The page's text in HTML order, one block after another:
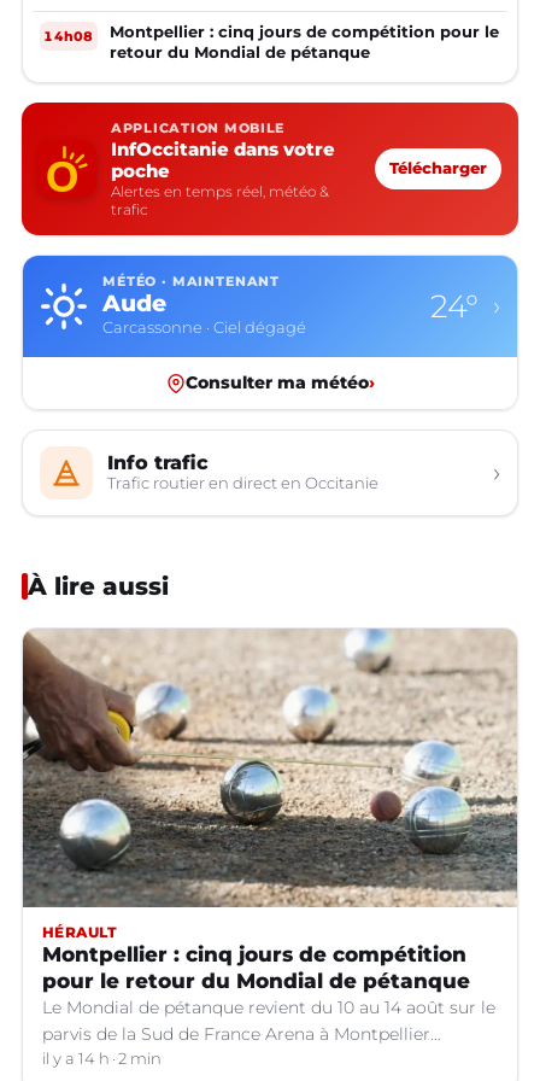
14h08
Montpellier : cinq jours de compétition pour le
retour du Mondial de pétanque
APPLICATION MOBILE
InfOccitanie dans votre
poche
Alertes en temps réel, météo &
trafic
Télécharger
MÉTÉO · MAINTENANT
Aude
Carcassonne · Ciel dégagé
24° ›
Consulter ma météo›
Info trafic
Trafic routier en direct en Occitanie ›
À lire aussi
HÉRAULT
Montpellier : cinq jours de compétition
pour le retour du Mondial de pétanque
Le Mondial de pétanque revient du 10 au 14 août sur le
parvis de la Sud de France Arena à Montpellier
(Hérault).
il y a 14 h 2 min